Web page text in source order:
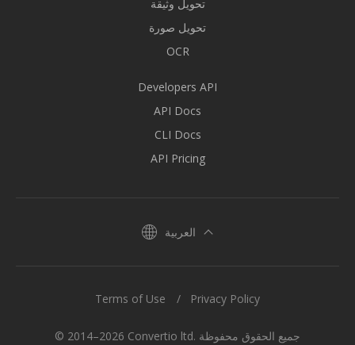
تحويل وثيقة
تحويل صورة
OCR
Developers API
API Docs
CLI Docs
API Pricing
العربية
© 2014–2026 Convertio ltd. جميع الحقوق محفوظة
Terms of Use Privacy Policy